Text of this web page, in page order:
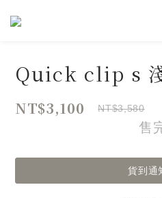
Quick clip s
NT$3,100 NT$3,580
售
貨到通